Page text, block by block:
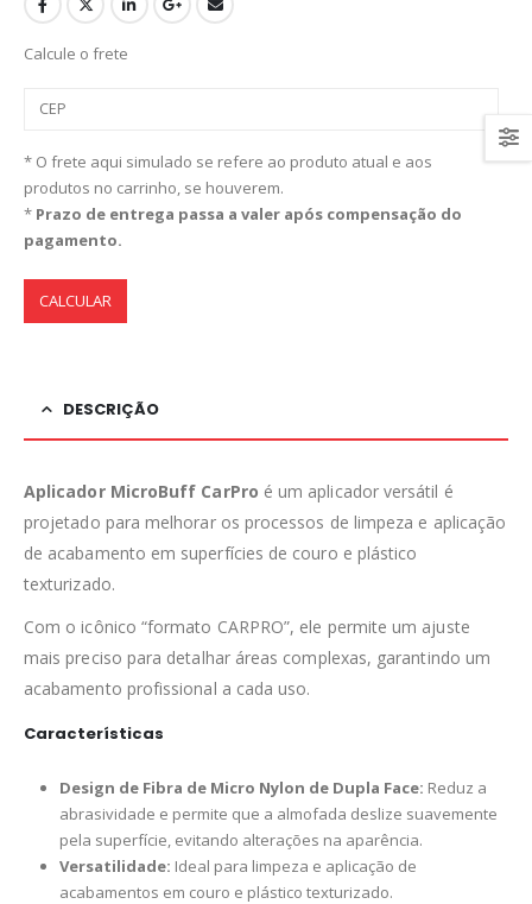
Calcule o frete
* O frete aqui simulado se refere ao produto atual e aos
produtos no carrinho, se houverem.
* Prazo de entrega passa a valer após compensação do
pagamento.
CALCULAR
DESCRIÇÃO
Aplicador MicroBuff CarPro é um aplicador versátil é
projetado para melhorar os processos de limpeza e aplicação
de acabamento em superfícies de couro e plástico
texturizado.
Com o icônico “formato CARPRO”, ele permite um ajuste
mais preciso para detalhar áreas complexas, garantindo um
acabamento profissional a cada uso.
Características
Design de Fibra de Micro Nylon de Dupla Face: Reduz a
abrasividade e permite que a almofada deslize suavemente
pela superfície, evitando alterações na aparência.
Versatilidade: Ideal para limpeza e aplicação de
acabamentos em couro e plástico texturizado.